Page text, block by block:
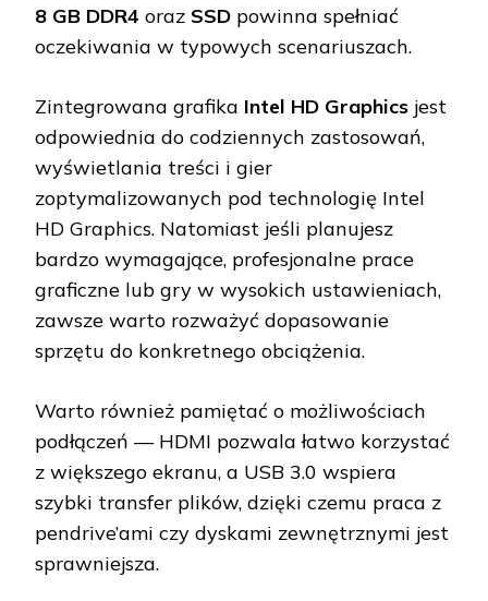
8 GB DDR4 oraz SSD powinna spełniać
oczekiwania w typowych scenariuszach.
Zintegrowana grafika Intel HD Graphics jest
odpowiednia do codziennych zastosowań,
wyświetlania treści i gier
zoptymalizowanych pod technologię Intel
HD Graphics. Natomiast jeśli planujesz
bardzo wymagające, profesjonalne prace
graficzne lub gry w wysokich ustawieniach,
zawsze warto rozważyć dopasowanie
sprzętu do konkretnego obciążenia.
Warto również pamiętać o możliwościach
podłączeń — HDMI pozwala łatwo korzystać
z większego ekranu, a USB 3.0 wspiera
szybki transfer plików, dzięki czemu praca z
pendrive’ami czy dyskami zewnętrznymi jest
sprawniejsza.